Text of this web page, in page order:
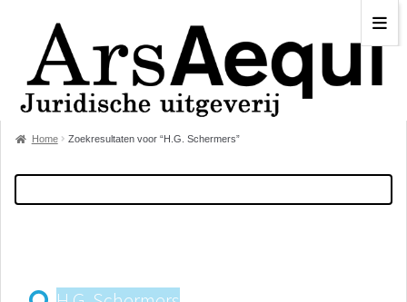
Home Zoekresultaten voor “H.G. Schermers”